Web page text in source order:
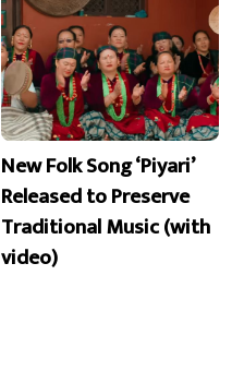
New Folk Song ‘Piyari’
Released to Preserve
Traditional Music (with
video)